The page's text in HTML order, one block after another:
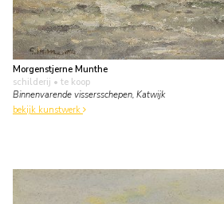
Morgenstjerne Munthe
schilderij • te koop
Binnenvarende vissersschepen, Katwijk
bekijk kunstwerk